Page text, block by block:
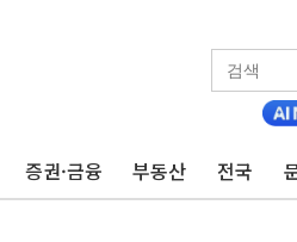
증권·금융 부동산 전국
역전 vs 정청래 격차 확대'
단체' 타진
혹 소명" 요구
가능성 낮아지며 상승… STOXX 600